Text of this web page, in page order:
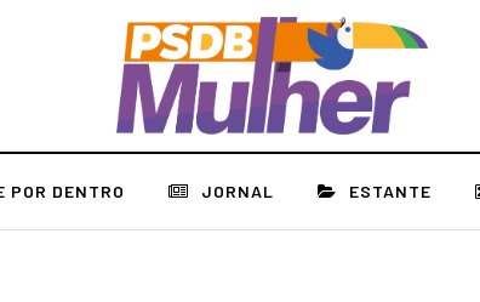
POR DENTRO JORNAL ESTANTE